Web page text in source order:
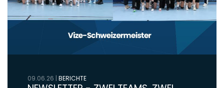
09.06.26 | BERICHTE